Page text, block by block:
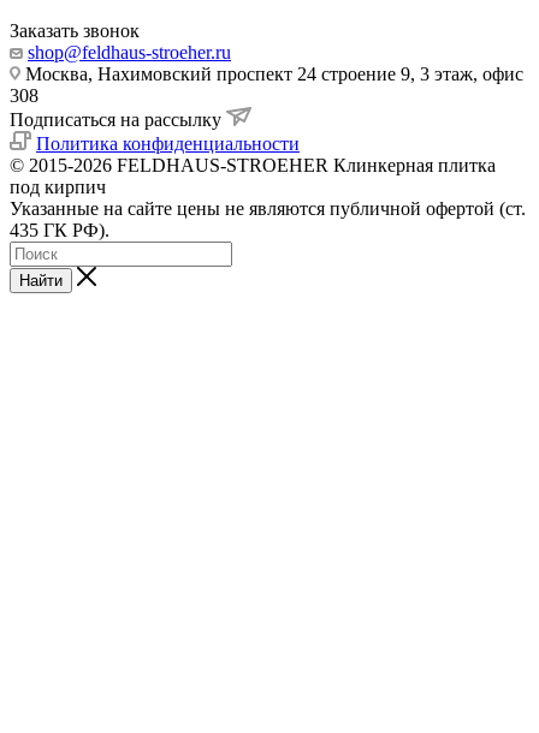
Заказать звонок
shop@feldhaus-stroeher.ru
Москва, Нахимовский проспект 24 строение 9, 3 этаж, офис
308
Подписаться на рассылку
Политика конфиденциальности
© 2015-2026 FELDHAUS-STROEHER Клинкерная плитка
под кирпич
Указанные на сайте цены не являются публичной офертой (ст.
435 ГК РФ).
Найти